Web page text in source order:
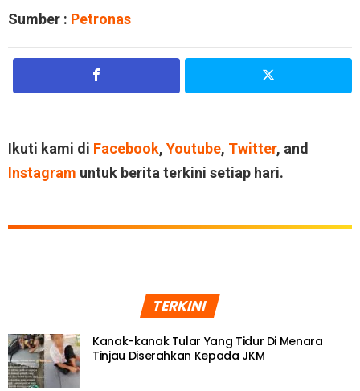
Sumber : Petronas
Ikuti kami di Facebook, Youtube, Twitter, and
Instagram untuk berita terkini setiap hari.
TERKINI
Kanak-kanak Tular Yang Tidur Di Menara
Tinjau Diserahkan Kepada JKM